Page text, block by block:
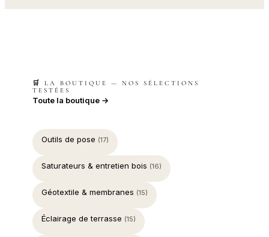
🛒 LA BOUTIQUE — NOS SÉLECTIONS
TESTÉES
Toute la boutique →
Outils de pose (17)
Saturateurs & entretien bois (16)
Géotextile & membranes (15)
Éclairage de terrasse (15)